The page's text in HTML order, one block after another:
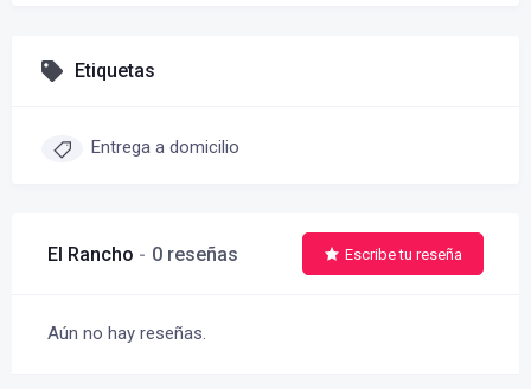
Etiquetas
Entrega a domicilio
El Rancho 0 reseñas Escribe tu reseña
Aún no hay reseñas.